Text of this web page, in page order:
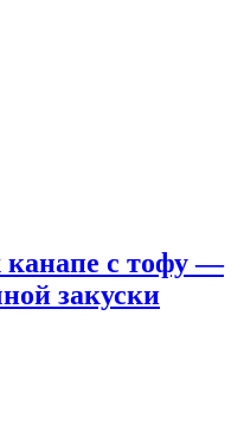
канапе с тофу —
закуски